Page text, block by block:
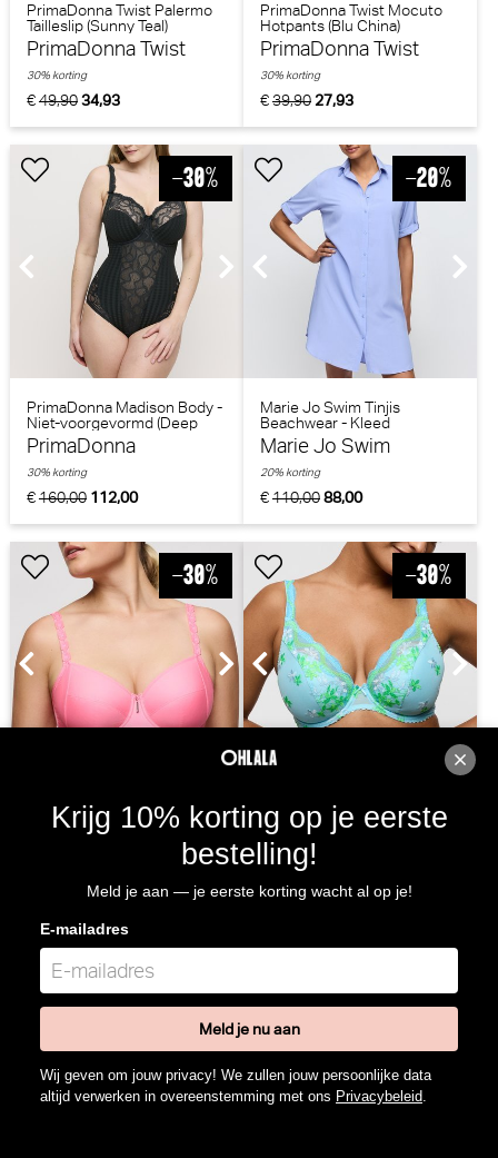
PrimaDonna Twist Palermo
Tailleslip (Sunny Teal)
PrimaDonna Twist
€49,9034,93
30% korting
PrimaDonna Twist Mocuto
Hotpants (Blu China)
PrimaDonna Twist
€39,90 27,93
30% korting
PrimaDonna Madison Body -
Niet-voorgevormd (Deep
Forest)
PrimaDonna
€160,00 112,00
30% korting
Marie Jo Swim Tinjis
Beachwear - Kleed
(Sparkling Dusk)
Marie Jo Swim
€110,0088,00
20% korting
PrimaDonna Twist Twixie
Beugel BH (Happy Pink)
PrimaDonna Twist
59,43
PrimaDonna Cala luna
Voorgevormde BH - Triangel
BH (Ice Dream)
PrimaDonna
€115,0080,50
30% korting
Krijg 10% korting op je eerste
bestelling!
Meld je aan — je eerste korting wacht al op je!
E-mailadres
Meld je nu aan
Wij geven om jouw privacy! We zullen jouw persoonlijke data
altijd verwerken in overeenstemming met ons Privacybeleid.